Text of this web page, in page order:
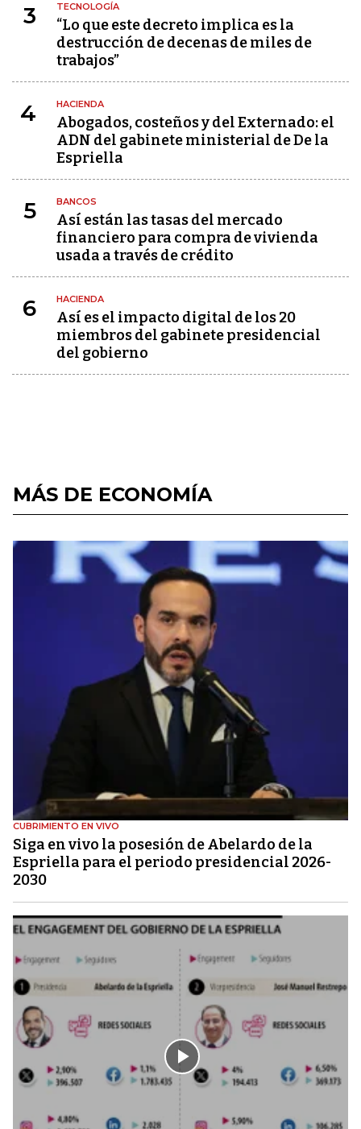
3 TECNOLOGÍA
“Lo que este decreto implica es la
destrucción de decenas de miles de
trabajos”
4 HACIENDA
Abogados, costeños y del Externado: el
ADN del gabinete ministerial de De la
Espriella
5 BANCOS
Así están las tasas del mercado
financiero para compra de vivienda
usada a través de crédito
6 HACIENDA
Así es el impacto digital de los 20
miembros del gabinete presidencial
del gobierno
MÁS DE ECONOMÍA
CUBRIMIENTO EN VIVO
Siga en vivo la posesión de Abelardo de la
Espriella para el periodo presidencial 2026-
2030